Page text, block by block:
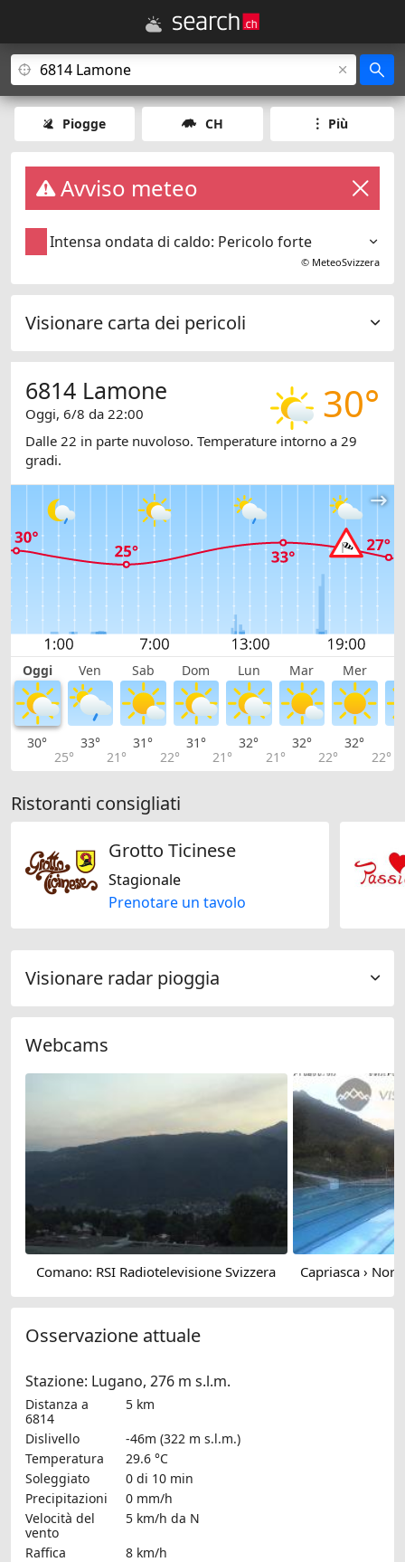
Piogge CH Più
Avviso meteo
Intensa ondata di caldo: Pericolo forte
© MeteoSvizzera
Visionare carta dei pericoli
30°
6814 Lamone
Oggi, 6/8 da 22:00
Dalle 22 in parte nuvoloso. Temperature intorno a 29
gradi.
Oggi Ven Sab Dom Lun Mar Mer
30°
25°
33°
21°
31°
22°
31°
21°
32°
21°
32°
22°
32°
22°
Ristoranti consigliati
Grotto Ticinese
Stagionale
Prenotare un tavolo
Visionare radar pioggia
Webcams
Comano: RSI Radiotelevisione Svizzera
Osservazione attuale
Stazione: Lugano, 276 m s.l.m.
Distanza a
6814
5 km
Dislivello
-46m (322 m s.l.m.)
Temperatura
29.6 °C
Soleggiato
0 di 10 min
Precipitazioni
0 mm/h
Velocità del
vento
5 km/h da N
Raffica
8 km/h